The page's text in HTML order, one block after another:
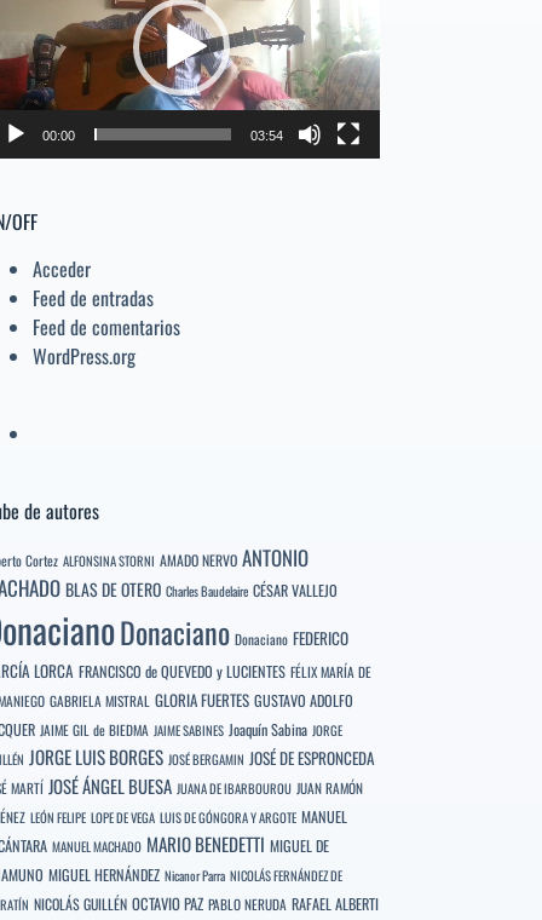
volumen.
00:00 03:54
OFF
Acceder
Feed de entradas
Feed de comentarios
WordPress.org
de autores
Cortez ALFONSINA STORNI AMADO NERVO ANTONIO
BLAS DE OTERO Charles Baudelaire CÉSAR VALLEJO
Donaciano Donaciano FEDERICO
LORCA FRANCISCO de QUEVEDO y LUCIENTES FÉLIX MARÍA DE
GABRIELA MISTRAL GLORIA FUERTES GUSTAVO ADOLFO
JAIME GIL de BIEDMA JAIME SABINES Joaquín Sabina JORGE
JORGE LUIS BORGES JOSÉ BERGAMIN JOSÉ DE ESPRONCEDA
MARTÍ JOSÉ ÁNGEL BUESA JUANA DE IBARBOUROU JUAN RAMÓN
LEÓN FELIPE LOPE DE VEGA LUIS DE GÓNGORA Y ARGOTE MANUEL
MANUEL MACHADO MARIO BENEDETTI MIGUEL DE
MIGUEL HERNÁNDEZ Nicanor Parra NICOLÁS FERNÁNDEZ DE
NICOLÁS GUILLÉN OCTAVIO PAZ PABLO NERUDA RAFAEL ALBERTI